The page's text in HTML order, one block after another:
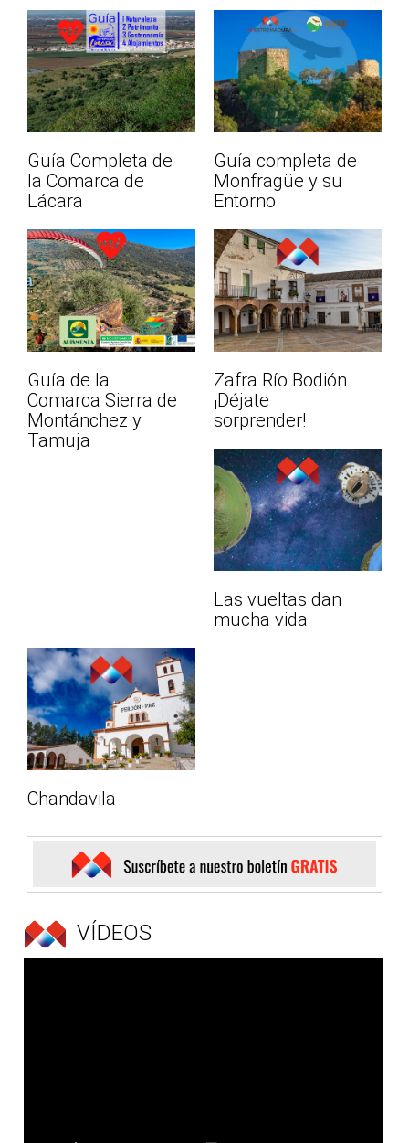
Guía Completa de
la Comarca de
Lácara
Guía completa de
Monfragüe y su
Entorno
Guía de la
Comarca Sierra de
Montánchez y
Tamuja
Zafra Río Bodión
¡Déjate
sorprender!
Las vueltas dan
mucha vida
Chandavila
VÍDEOS